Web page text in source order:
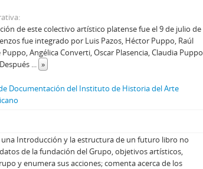
de este colectivo artístico platense fue el 9 de julio de
fue integrado por Luis Pazos, Héctor Puppo, Raúl
Puppo, Angélica Converti, Oscar Plasencia, Claudia Puppo
... »
Documentación del Instituto de Historia del Arte
una Introducción y la estructura de un futuro libro no
de la fundación del Grupo, objetivos artísticos,
y enumera sus acciones; comenta acerca de los